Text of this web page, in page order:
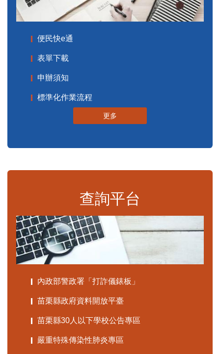
便民快e通
表單下載
申辦須知
標準化作業流程
更多
查詢平台
內政部警政署「打詐儀錶板」
苗栗縣政府資料開放平臺
苗栗縣30人以下學校公告專區
嚴重特殊傳染性肺炎專區